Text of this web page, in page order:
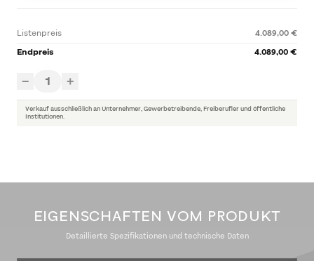
Listenpreis
4.089,00 €
Endpreis
4.089,00 €
− 1 +
Verkauf ausschließlich an Unternehmer, Gewerbetreibende, Freiberufler und öffentliche
Institutionen.
EIGENSCHAFTEN VOM PRODUKT
Detaillierte Spezifikationen und technische Daten